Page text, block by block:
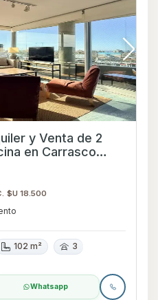
y Venta de 2
$U 18.500
102 m² 3
Whatsapp